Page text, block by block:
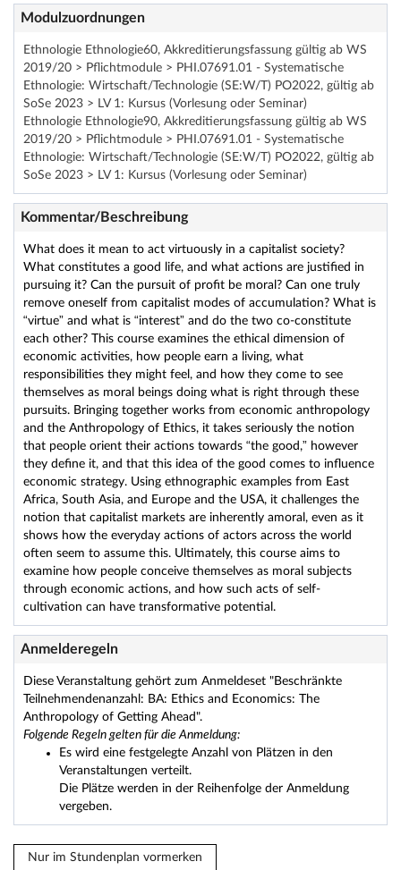
Modulzuordnungen
Ethnologie Ethnologie60, Akkreditierungsfassung gültig ab WS
2019/20 > Pflichtmodule > PHI.07691.01 - Systematische
Ethnologie: Wirtschaft/Technologie (SE:W/T) PO2022, gültig ab
SoSe 2023 > LV 1: Kursus (Vorlesung oder Seminar)
Ethnologie Ethnologie90, Akkreditierungsfassung gültig ab WS
2019/20 > Pflichtmodule > PHI.07691.01 - Systematische
Ethnologie: Wirtschaft/Technologie (SE:W/T) PO2022, gültig ab
SoSe 2023 > LV 1: Kursus (Vorlesung oder Seminar)
Kommentar/Beschreibung
What does it mean to act virtuously in a capitalist society?
What constitutes a good life, and what actions are justified in
pursuing it? Can the pursuit of profit be moral? Can one truly
remove oneself from capitalist modes of accumulation? What is
“virtue” and what is “interest” and do the two co-constitute
each other? This course examines the ethical dimension of
economic activities, how people earn a living, what
responsibilities they might feel, and how they come to see
themselves as moral beings doing what is right through these
pursuits. Bringing together works from economic anthropology
and the Anthropology of Ethics, it takes seriously the notion
that people orient their actions towards “the good,” however
they define it, and that this idea of the good comes to influence
economic strategy. Using ethnographic examples from East
Africa, South Asia, and Europe and the USA, it challenges the
notion that capitalist markets are inherently amoral, even as it
shows how the everyday actions of actors across the world
often seem to assume this. Ultimately, this course aims to
examine how people conceive themselves as moral subjects
through economic actions, and how such acts of self-
cultivation can have transformative potential.
Anmelderegeln
Diese Veranstaltung gehört zum Anmeldeset "Beschränkte
Teilnehmendenanzahl: BA: Ethics and Economics: The
Anthropology of Getting Ahead".
Folgende Regeln gelten für die Anmeldung:
Es wird eine festgelegte Anzahl von Plätzen in den
Veranstaltungen verteilt.
Die Plätze werden in der Reihenfolge der Anmeldung
vergeben.
Nur im Stundenplan vormerken